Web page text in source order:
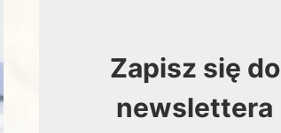
Zapisz się do
newslettera